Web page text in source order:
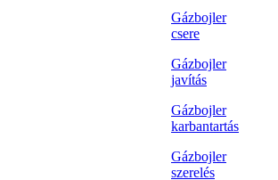
Gázbojler
csere
Gázbojler
javítás
Gázbojler
karbantartás
Gázbojler
szerelés